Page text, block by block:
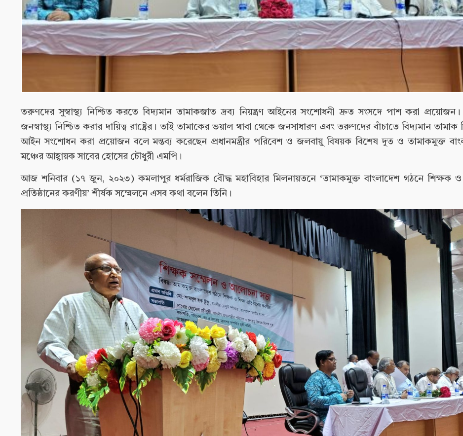
তরুণদের সুস্বাস্থ্য নিশ্চিত করতে বিদ্যমান তামাকজাত দ্রব্য নিয়ন্ত্রণ আইনের সংশোধনী দ্রুত সংসদে পাশ করা
জনস্বাস্থ্য নিশ্চিত করার দায়িত্ব রাষ্ট্রের। তাই তামাকের ভয়াল থাবা থেকে জনসাধারণ এবং তরুণদের বাঁচাতে বিদ্যমান তামাক
আইন সংশোধন করা প্রয়োজন বলে মন্তব্য করেছেন প্রধানমন্ত্রীর পরিবেশ ও জলবায়ু বিষয়ক বিশেষ দূত ও তামাকমুক্ত
মঞ্চের আহ্বায়ক সাবের হোসের চৌধুরী এমপি।
আজ শনিবার (১৭ জুন, ২০২৩) কমলাপুর ধর্মরাজিক বৌদ্ধ মহাবিহার মিলনায়তনে ‘তামাকমুক্ত বাংলাদেশ গঠনে শিক্ষক ও
প্রতিষ্ঠানের করণীয়’ শীর্ষক সম্মেলনে এসব কথা বলেন তিনি।